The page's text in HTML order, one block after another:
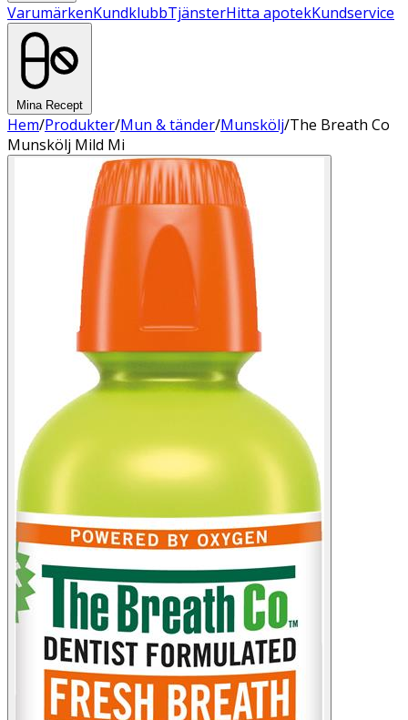
VarumärkenKundklubbTjänsterHitta apotekKundservice
Mina Recept
Hem/Produkter/Mun & tänder/Munskölj/The Breath Co
Munskölj Mild Mi